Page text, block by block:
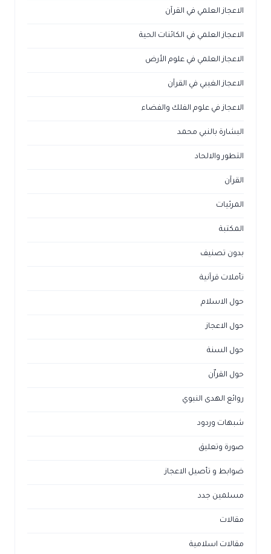
الاعجاز العلمي في القرآن
الاعجاز العلمي في الكائنات الحية
الاعجاز العلمي في علوم الأرض
الاعجاز الغيبي في القرآن
الاعجاز في علوم الفلك والفضاء
البشارة بالنبي محمد
التطور والالحاد
القرآن
المرئيات
المكتبة
بدون تصنيف
تأملات قرآنية
حول الاسلام
حول الاعجاز
حول السنة
حول القراّن
روائع الهدى النبوي
شبهات وردود
صورة وتعليق
ضوابط و تأصيل الاعجاز
مسلمين جدد
مقالات
مقالات اسلامية